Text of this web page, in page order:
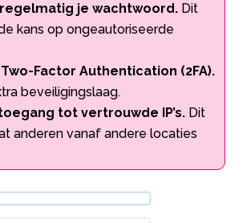
je wachtwoord. Dit
kans op ongeautoriseerde
Factor Authentication (2FA).
beveiligingslaag.
tot vertrouwde IP’s. Dit
anderen vanaf andere locaties